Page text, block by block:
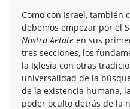
Como con Israel, también
debemos empezar por el
Nostra Aetate en sus
tres secciones, los
la Iglesia con otras
universalidad de la
de la existencia humana,
poder oculto detrás de la